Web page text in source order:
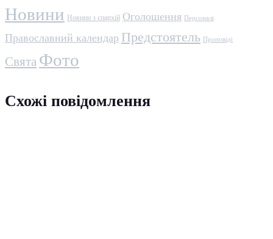
Новини Новини з єпархій Оголошення Персоналі
Православний календар Предстоятель Проповіді
Свята Фото
Схожі повідомлення